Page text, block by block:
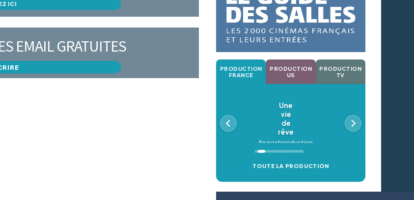
ICI
EMAIL GRATUITES
PRODUCTION
FRANCE
PRODUCTION
US
PRODUCTION
TV
Une
vie
de
rêve
En postproduction
TOUTE LA PRODUCTION